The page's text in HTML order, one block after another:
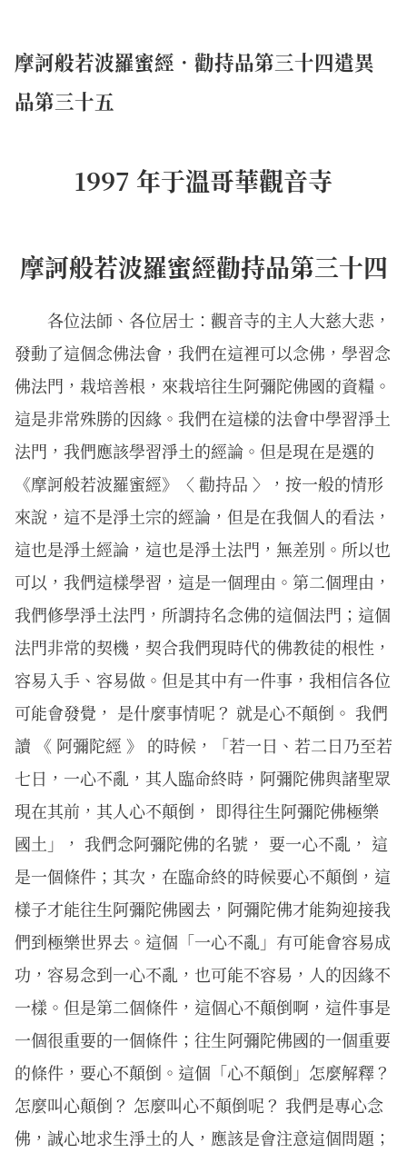
摩訶般若波羅蜜經．勸持品第三十四遣異
品第三十五
1997 年于溫哥華觀音寺
摩訶般若波羅蜜經勸持品第三十四
各位法師、各位居士：觀音寺的主人大慈大悲，
發動了這個念佛法會，我們在這裡可以念佛，學習念
佛法門，栽培善根，來栽培往生阿彌陀佛國的資糧。
這是非常殊勝的因緣。我們在這樣的法會中學習淨土
法門，我們應該學習淨土的經論。但是現在是選的
《摩訶般若波羅蜜經》〈 勸持品 〉，按一般的情形
來說，這不是淨土宗的經論，但是在我個人的看法，
這也是淨土經論，這也是淨土法門，無差別。所以也
可以，我們這樣學習，這是一個理由。第二個理由，
我們修學淨土法門，所謂持名念佛的這個法門；這個
法門非常的契機，契合我們現時代的佛教徒的根性，
容易入手、容易做。但是其中有一件事，我相信各位
可能會發覺， 是什麼事情呢？ 就是心不顛倒。 我們
讀 《 阿彌陀經 》 的時候，「若一日、若二日乃至若
七日，一心不亂，其人臨命終時，阿彌陀佛與諸聖眾
現在其前，其人心不顛倒， 即得往生阿彌陀佛極樂
國土」， 我們念阿彌陀佛的名號， 要一心不亂， 這
是一個條件；其次，在臨命終的時候要心不顛倒，這
樣子才能往生阿彌陀佛國去，阿彌陀佛才能夠迎接我
們到極樂世界去。這個「一心不亂」有可能會容易成
功，容易念到一心不亂，也可能不容易，人的因緣不
一樣。但是第二個條件，這個心不顛倒啊，這件事是
一個很重要的一個條件；往生阿彌陀佛國的一個重要
的條件，要心不顛倒。這個「心不顛倒」怎麼解釋？
怎麼叫心顛倒？ 怎麼叫心不顛倒呢？ 我們是專心念
佛，誠心地求生淨土的人，應該是會注意這個問題；